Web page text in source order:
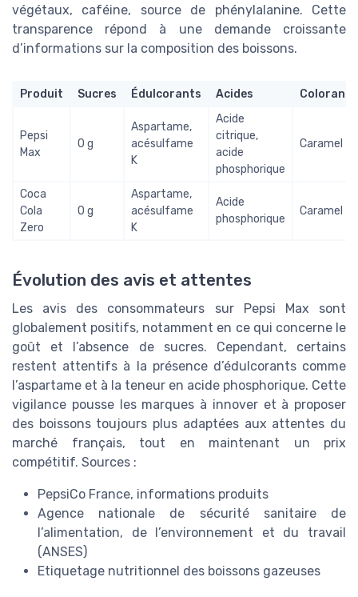
végétaux, caféine, source de phénylalanine. Cette
transparence répond à une demande croissante
d’informations sur la composition des boissons.
Produit Sucres Édulcorants Acides Colorant
Pepsi
Max
0 g
Aspartame,
acésulfame
K
Acide
citrique,
acide
phosphorique
Caramel
Coca
Cola
Zero
0 g
Aspartame,
acésulfame
K
Acide
phosphorique
Caramel
Évolution des avis et attentes
Les avis des consommateurs sur Pepsi Max sont
globalement positifs, notamment en ce qui concerne le
goût et l’absence de sucres. Cependant, certains
restent attentifs à la présence d’édulcorants comme
l’aspartame et à la teneur en acide phosphorique. Cette
vigilance pousse les marques à innover et à proposer
des boissons toujours plus adaptées aux attentes du
marché français, tout en maintenant un prix
compétitif. Sources :
PepsiCo France, informations produits
Agence nationale de sécurité sanitaire de
l’alimentation, de l’environnement et du travail
(ANSES)
Etiquetage nutritionnel des boissons gazeuses